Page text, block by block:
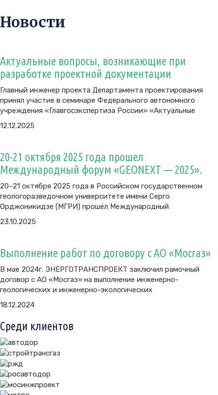
Новости
Актуальные вопросы, возникающие при
разработке проектной документации
Главный инженер проекта Департамента проектирования
принял участие в семинаре Федерального автономного
учреждения «Главгосэкспертиза России» «Актуальные
12.12.2025
20-21 октября 2025 года прошел
Международный форум «GEONEXT — 2025».
20–21 октября 2025 года в Российском государственном
геологоразведочном университете имени Серго
Орджоникидзе (МГРИ) прошёл Международный
23.10.2025
Выполнение работ по договору с АО «Мосгаз»
В мае 2024г. ЭНЕРГОТРАНСПРОЕКТ заключил рамочный
договор с АО «Мосгаз» на выполнение инженерно-
геологических и инженерно-экологических
18.12.2024
Среди клиентов